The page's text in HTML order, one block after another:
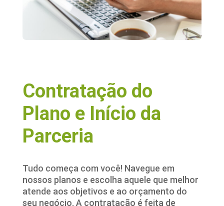
Contratação do
Plano e Início da
Parceria
Tudo começa com você! Navegue em
nossos planos e escolha aquele que melhor
atende aos objetivos e ao orçamento do
seu negócio. A contratação é feita de